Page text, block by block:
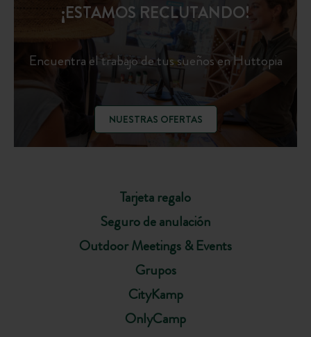
Tarjeta regalo
Seguro de anulación
Outdoor Meetings & Events
Grupos
CityKamp
OnlyCamp
¡ESTAMOS RECLUTANDO!
Encuentra el trabajo de tus sueños en Huttopia
NUESTRAS OFERTAS